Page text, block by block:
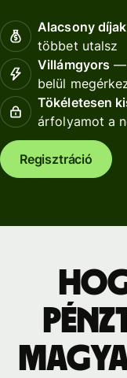
Alacsony díjak
többet utalsz
Villámgyors —
belül
Tökéletesen
árfolyamot a
Regisztráció